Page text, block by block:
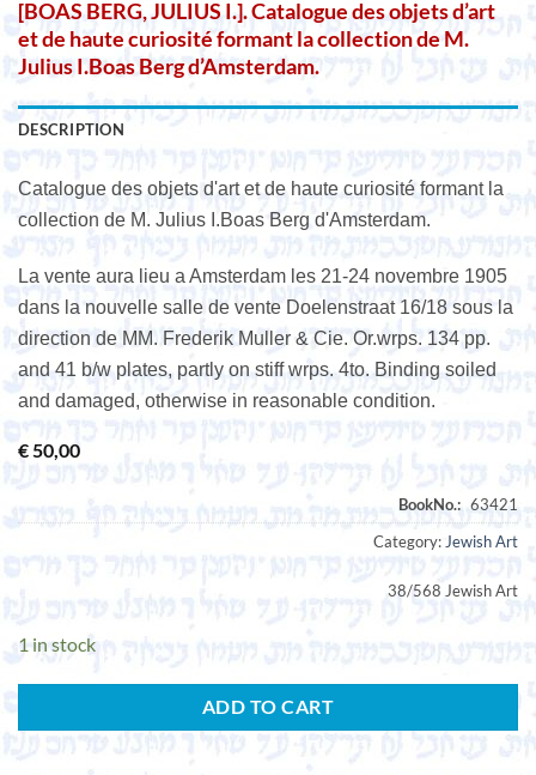
[BOAS BERG, JULIUS I.]. Catalogue des objets d’art
et de haute curiosité formant la collection de M.
Julius I.Boas Berg d’Amsterdam.
DESCRIPTION
Catalogue des objets d'art et de haute curiosité formant la
collection de M. Julius I.Boas Berg d'Amsterdam.
La vente aura lieu a Amsterdam les 21-24 novembre 1905
dans la nouvelle salle de vente Doelenstraat 16/18 sous la
direction de MM. Frederik Muller & Cie. Or.wrps. 134 pp.
and 41 b/w plates, partly on stiff wrps. 4to. Binding soiled
and damaged, otherwise in reasonable condition.
€ 50,00
Category: Jewish Art
38/568 Jewish Art
1 in stock
ADD TO CART